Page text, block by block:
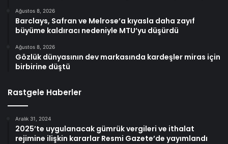
Ağustos 8, 2026
Barclays, Safran ve Melrose’a kıyasla daha zayıf
büyüme kaldıracı nedeniyle MTU’yu düşürdü
Ağustos 8, 2026
Gözlük dünyasının dev markasında kardeşler miras için
birbirine düştü
Rastgele Haberler
Aralık 31, 2024
2025’te uygulanacak gümrük vergileri ve ithalat
rejimine ilişkin kararlar Resmi Gazete’de yayımlandı